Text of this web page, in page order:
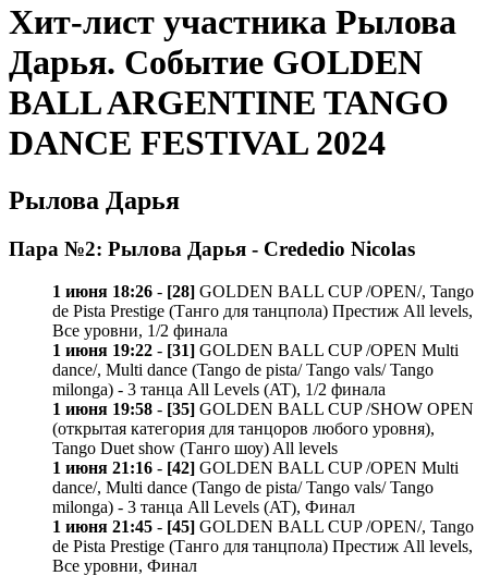
Хит-лист участника Рылова
Дарья. Событие GOLDEN
BALL ARGENTINE TANGO
DANCE FESTIVAL 2024
Рылова Дарья
Пара №2: Рылова Дарья - Crededio Nicolas
1 июня 18:26 - [28] GOLDEN BALL CUP /OPEN/, Tango
de Pista Prestige (Танго для танцпола) Престиж All levels,
Все уровни, 1/2 финала
1 июня 19:22 - [31] GOLDEN BALL CUP /OPEN Multi
dance/, Multi dance (Tango de pista/ Tango vals/ Tango
milonga) - 3 танца All Levels (AT), 1/2 финала
1 июня 19:58 - [35] GOLDEN BALL CUP /SHOW OPEN
(открытая категория для танцоров любого уровня),
Tango Duet show (Танго шоу) All levels
1 июня 21:16 - [42] GOLDEN BALL CUP /OPEN Multi
dance/, Multi dance (Tango de pista/ Tango vals/ Tango
milonga) - 3 танца All Levels (AT), Финал
1 июня 21:45 - [45] GOLDEN BALL CUP /OPEN/, Tango
de Pista Prestige (Танго для танцпола) Престиж All levels,
Все уровни, Финал